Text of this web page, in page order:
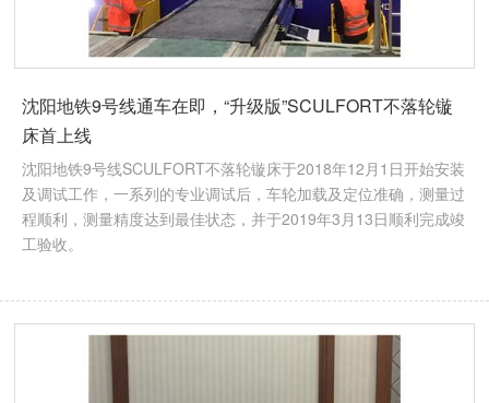
沈阳地铁9号线通车在即，“升级版”SCULFORT不落轮镟
床首上线
沈阳地铁9号线SCULFORT不落轮镟床于2018年12月1日开始安装
及调试工作，一系列的专业调试后，车轮加载及定位准确，测量过
程顺利，测量精度达到最佳状态，并于2019年3月13日顺利完成竣
工验收。